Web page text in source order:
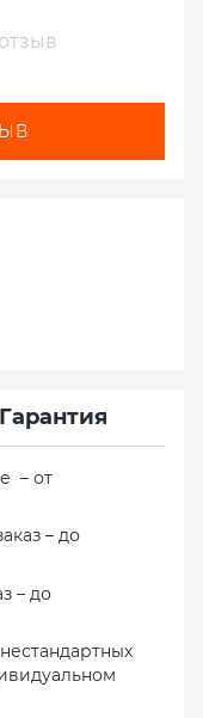
Гарантия
– от
– до
– до